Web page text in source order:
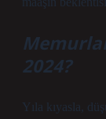
2024?
Yıla kıyasla,